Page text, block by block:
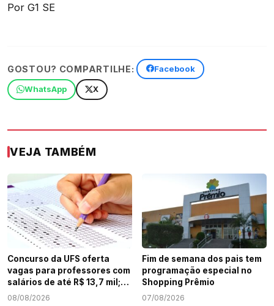
Por G1 SE
GOSTOU? COMPARTILHE: Facebook
WhatsApp X
VEJA TAMBÉM
Concurso da UFS oferta
vagas para professores com
salários de até R$ 13,7 mil;
veja como participar
08/08/2026
Fim de semana dos pais tem
programação especial no
Shopping Prêmio
07/08/2026